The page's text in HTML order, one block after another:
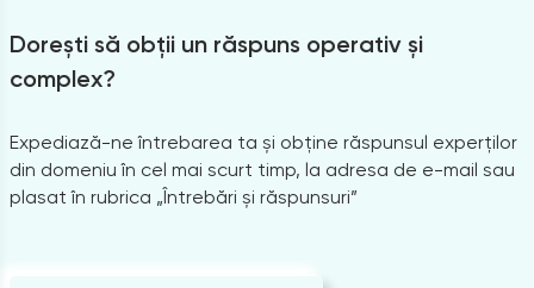
Dorești să obții un răspuns operativ și
complex?
Expediază-ne întrebarea ta și obține răspunsul experților
din domeniu în cel mai scurt timp, la adresa de e-mail sau
plasat în rubrica „Întrebări și răspunsuri”